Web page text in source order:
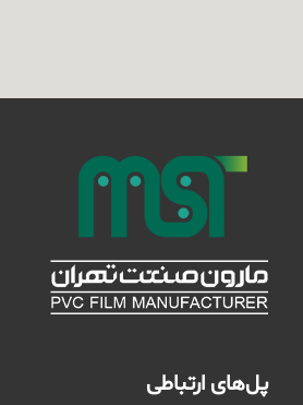
پل‌های ارتباطی